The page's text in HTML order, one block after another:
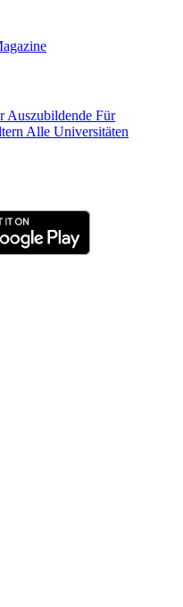
Auszubildende Für
Alle Universitäten